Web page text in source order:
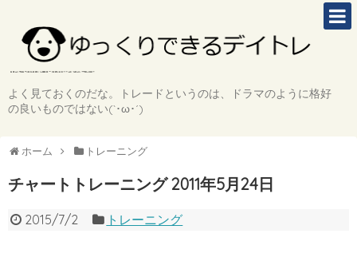
よく見ておくのだな。トレードというのは、ドラマのように格好
の良いものではない(`･ω･´)
ホーム トレーニング
チャートトレーニング 2011年5月24日
2015/7/2 トレーニング